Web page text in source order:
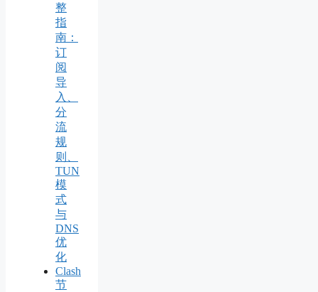
整
指
南：
订
阅
导
入、
分
流
规
则、
TUN
模
式
与
DNS
优
化
Clash
节